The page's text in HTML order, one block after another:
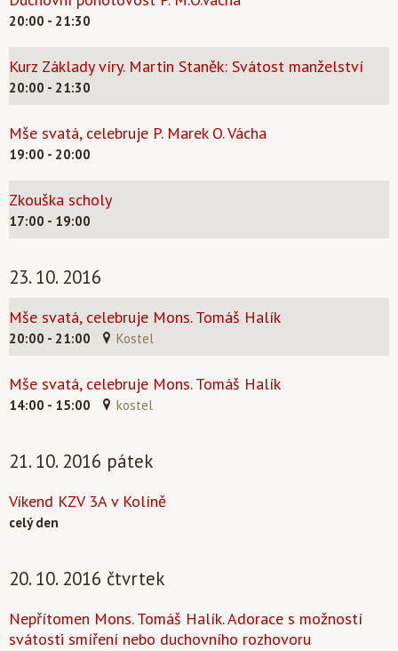
20:00 - 21:30
Kurz Základy víry. Martin Staněk: Svátost manželství
20:00 - 21:30
Mše svatá, celebruje P. Marek O. Vácha
19:00 - 20:00
Zkouška scholy
17:00 - 19:00
23. 10. 2016
Mše svatá, celebruje Mons. Tomáš Halík
20:00 - 21:00 Kostel
Mše svatá, celebruje Mons. Tomáš Halík
14:00 - 15:00 kostel
21. 10. 2016 pátek
Víkend KZV 3A v Kolíně
celý den
20. 10. 2016 čtvrtek
Nepřítomen Mons. Tomáš Halík. Adorace s možností
svátosti smíření nebo duchovního rozhovoru